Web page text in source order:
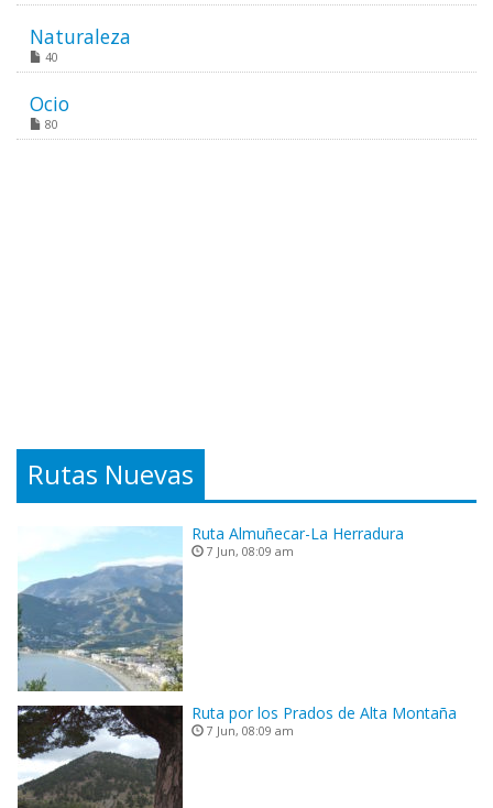
Naturaleza
40
Ocio
80
Rutas Nuevas
Ruta Almuñecar-La Herradura
7 Jun, 08:09 am
Ruta por los Prados de Alta Montaña
7 Jun, 08:09 am